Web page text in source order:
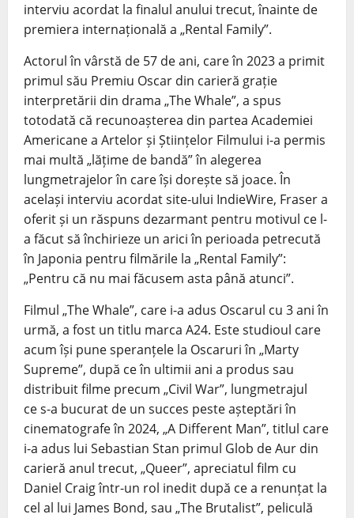
interviu acordat la finalul anului trecut, înainte de
premiera internațională a „Rental Family”.
Actorul în vârstă de 57 de ani, care în 2023 a primit
primul său Premiu Oscar din carieră grație
interpretării din drama „The Whale”, a spus
totodată că recunoașterea din partea Academiei
Americane a Artelor și Științelor Filmului i-a permis
mai multă „lățime de bandă” în alegerea
lungmetrajelor în care își dorește să joace. În
același interviu acordat site-ului IndieWire, Fraser a
oferit și un răspuns dezarmant pentru motivul ce l-
a făcut să închirieze un arici în perioada petrecută
în Japonia pentru filmările la „Rental Family”:
„Pentru că nu mai făcusem asta până atunci”.
Filmul „The Whale”, care i-a adus Oscarul cu 3 ani în
urmă, a fost un titlu marca A24. Este studioul care
acum își pune speranțele la Oscaruri în „Marty
Supreme”, după ce în ultimii ani a produs sau
distribuit filme precum „Civil War”, lungmetrajul
ce s-a bucurat de un succes peste așteptări în
cinematografe în 2024, „A Different Man”, titlul care
i-a adus lui Sebastian Stan primul Glob de Aur din
carieră anul trecut, „Queer”, apreciatul film cu
Daniel Craig într-un rol inedit după ce a renunțat la
cel al lui James Bond, sau „The Brutalist”, peliculă